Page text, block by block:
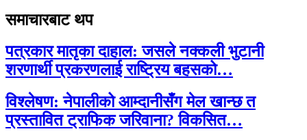
समाचारबाट थप
पत्रकार मातृका दाहाल: जसले नक्कली भुटानी
शरणार्थी प्रकरणलाई राष्ट्रिय बहसको…
विश्लेषण: नेपालीको आम्दानीसँग मेल खान्छ त
प्रस्तावित ट्राफिक जरिवाना? विकसित…